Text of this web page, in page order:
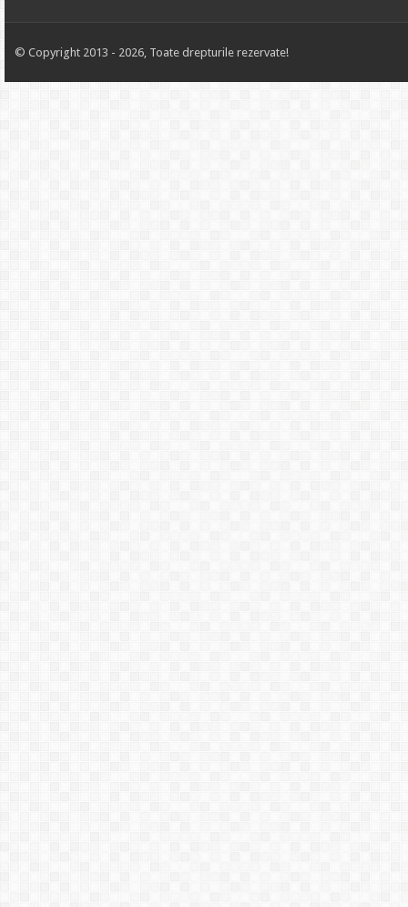
© Copyright 2013 - 2026, Toate drepturile rezervate!